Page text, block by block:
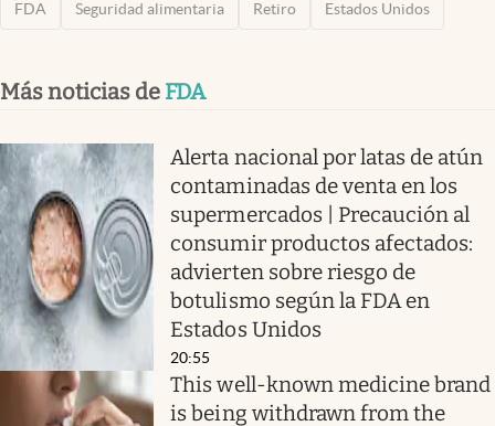
FDA Seguridad alimentaria Retiro Estados Unidos
Más noticias de FDA
Alerta nacional por latas de atún
contaminadas de venta en los
supermercados | Precaución al
consumir productos afectados:
advierten sobre riesgo de
botulismo según la FDA en
Estados Unidos
20:55
This well-known medicine brand
is being withdrawn from the